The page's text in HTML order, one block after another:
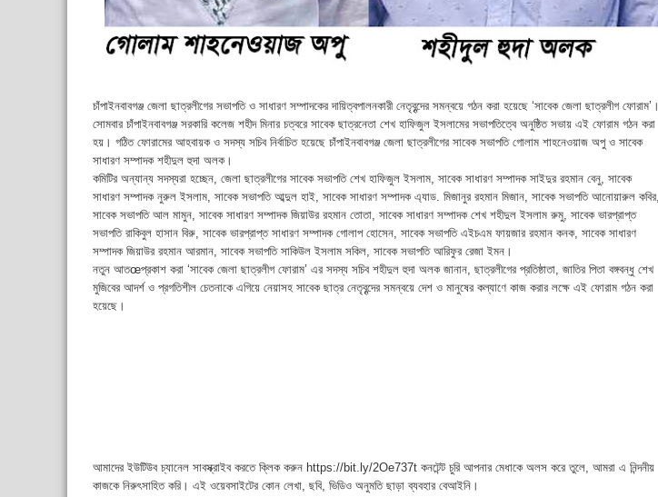
চাঁপাইনবাবগঞ্জ জেলা ছাত্রলীগের সভাপতি ও সাধারণ সম্পাদকের দায়িত্বপালনকারী নেতৃবৃন্দের সমন্বয়ে গঠন করা হয়েছে ‘সাবেক জেলা ছাত্রলীগ ফোরাম’।
সোমবার চাঁপাইনবাবগঞ্জ সরকারি কলেজ শহীদ মিনার চত্বরে সাবেক ছাত্রনেতা শেখ হাফিজুল ইসলামের সভাপতিত্বে অনুষ্ঠিত সভায় এই ফোরাম গঠন করা
হয়। গঠিত ফোরামের আহবায়ক ও সদস্য সচিব নির্বাচিত হয়েছে চাঁপাইনবাবগঞ্জ জেলা ছাত্রলীগের সাবেক সভাপতি গোলাম শাহনেওয়াজ অপু ও সাবেক
সাধারণ সম্পাদক শহীদুল হুদা অলক।
কমিটির অন্যান্য সদস্যরা হচ্ছেন, জেলা ছাত্রলীগের সাবেক সভাপতি শেখ হাফিজুল ইসলাম, সাবেক সাধারণ সম্পাদক সাইদুর রহমান বেনু, সাবেক
সাধারণ সম্পাদক নুরুল ইসলাম, সাবেক সভাপতি আব্দুল হাই, সাবেক সাধারণ সম্পাদক এ্যাড. মিজানুর রহমান মিজান, সাবেক সভাপতি আনোয়ারুল কবির,
সাবেক সভাপতি আল মামুন, সাবেক সাধারণ সম্পাদক জিয়াউর রহমান তোতা, সাবেক সাধারণ সম্পাদক শেখ শহীদুল ইসলাম রুমু, সাবেক ভারপ্রাপ্ত
সভাপতি রাকিবুল হাসান বিরু, সাবেক ভারপ্রাপ্ত সাধারণ সম্পাদক গোলাপ হোসেন, সাবেক সভাপতি এইচএম ফায়জার রহমান কনক, সাবেক সাধারণ
সম্পাদক জিয়াউর রহমান আরমান, সাবেক সভাপতি সাকিউল ইসলাম সকিল, সাবেক সভাপতি আরিফুর রেজা ইমন।
নতুন আতœপ্রকাশ করা ‘সাবেক জেলা ছাত্রলীগ ফোরাম’ এর সদস্য সচিব শহীদুল হুদা অলক জানান, ছাত্রলীগের প্রতিষ্ঠাতা, জাতির পিতা বঙ্গবন্ধু শেখ
মুজিবের আদর্শ ও প্রগতিশীল চেতনাকে এগিয়ে নেয়াসহ সাবেক ছাত্র নেতৃবৃন্দের সমন্বয়ে দেশ ও মানুষের কল্যাণে কাজ করার লক্ষে এই ফোরাম গঠন করা
হয়েছে।
আমাদের ইউটিউব চ্যানেল সাবস্ক্রাইব করতে ক্লিক করুন https://bit.ly/2Oe737t কনটেন্ট চুরি আপনার মেধাকে অলস করে তুলে, আমরা এ নিন্দনীয়
কাজকে নিরুৎসাহিত করি। এই ওয়েবসাইটের কোন লেখা, ছবি, ভিডিও অনুমতি ছাড়া ব্যবহার বেআইনি।